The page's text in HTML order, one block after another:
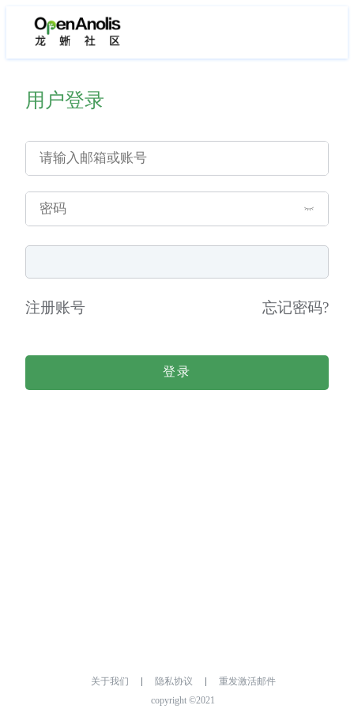
用户登录
注册账号 忘记密码?
登录
关于我们 隐私协议
重发激活邮件
copyright ©2021